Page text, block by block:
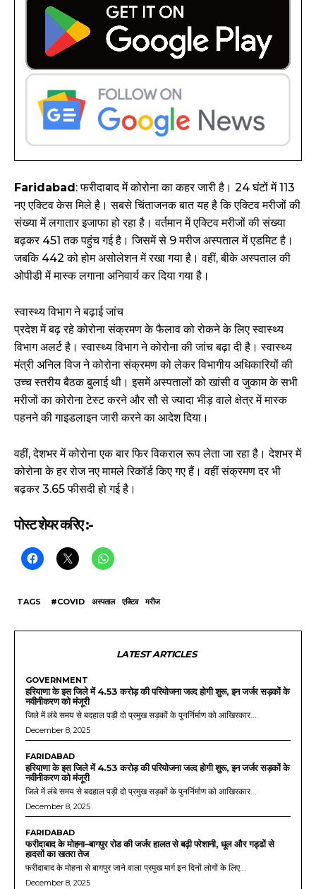
Faridabad : फरीदाबाद में कोरोना का कहर जारी है। 24 घंटों में 113
नए एक्टिव केस मिले है। सबसे चिंताजनक बात यह है कि एक्टिव मरीजों की
संख्या में लगातार इजाफा हो रहा है। वर्तमान में एक्टिव मरीजों की संख्या
बढ़कर 451 तक पहुंच गई है। जिसमें से 9 मरीज अस्पताल में एडमिट है।
जबकि 442 को होम असोलेशन में रखा गया है। वहीं, बीके अस्पताल की
ओपीडी में मास्क लगाना अनिवार्य कर दिया गया है।
स्वास्थ्य विभाग ने बढ़ाई जांच
प्रदेश में बढ़ रहे कोरोना संक्रमण के फैलाव को रोकने के लिए स्वास्थ्य
विभाग अलर्ट है। स्वास्थ्य विभाग ने कोरोना की जांच बढ़ा दी है। स्वास्थ्य
मंत्री अनिल विज ने कोरोना संक्रमण को लेकर विभागीय अधिकारियों की
उच्च स्तरीय बैठक बुलाई थी। इसमें अस्पतालों को खांसी व जुकाम के सभी
मरीजों का कोरोना टेस्ट करने और सौ से ज्यादा भीड़ वाले क्षेत्र में मास्क
पहनने की गाइडलाइन जारी करने का आदेश दिया।
वहीं, देशभर में कोरोना एक बार फिर विकराल रूप लेता जा रहा है। देशभर में
कोरोना के हर रोज नए मामले रिकॉर्ड किए गए हैं। वहीं संक्रमण दर भी
बढ़कर 3.65 फीसदी हो गई है।
पोस्ट शेयर करिए :-
TAGS #COVID अस्पताल एक्टिव मरीज
LATEST ARTICLES
GOVERNMENT
हरियाणा के इस जिले में 4.53 करोड़ की परियोजना जल्द होगी शुरू, इन जर्जर सड़कों के
नवीनीकरण को मंजूरी
जिले में लंबे समय से बदहाल पड़ी दो प्रमुख सड़कों के पुनर्निर्माण को आखिरकार...
December 8, 2025
FARIDABAD
हरियाणा के इस जिले में 4.53 करोड़ की परियोजना जल्द होगी शुरू, इन जर्जर सड़कों के
नवीनीकरण को मंजूरी
जिले में लंबे समय से बदहाल पड़ी दो प्रमुख सड़कों के पुनर्निर्माण को आखिरकार...
December 8, 2025
FARIDABAD
फरीदाबाद के मोहना–बागपुर रोड की जर्जर हालत से बढ़ी परेशानी, धूल और गड्ढों से
हादसों का खतरा तेज
फरीदाबाद के मोहना से बागपुर जाने वाला प्रमुख मार्ग इन दिनों लोगों के लिए...
December 8, 2025